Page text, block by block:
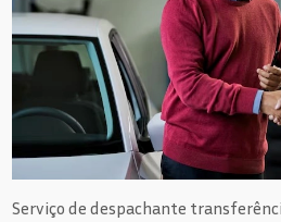
Serviço de despachante